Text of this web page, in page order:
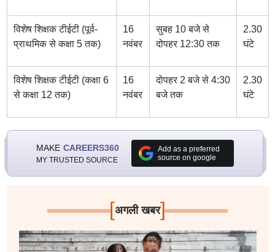
विशेष शिक्षक टीईटी (पूर्व-
प्राथमिक से कक्षा 5 तक)
16
नवंबर
सुबह 10 बजे से
दोपहर 12:30 तक
2.30
घंटे
विशेष शिक्षक टीईटी (कक्षा 6
से कक्षा 12 तक)
16
नवंबर
दोपहर 2 बजे से 4:30
बजे तक
2.30
घंटे
MAKE CAREERS360
MY TRUSTED SOURCE
Add as a preferred
source on google
[अगली खबर]